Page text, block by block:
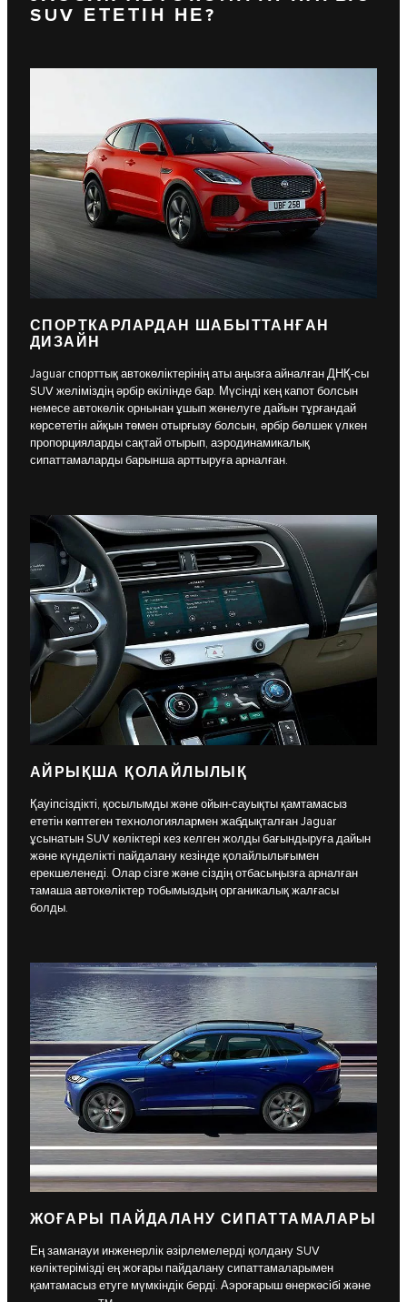
SUV ЕТЕТІН НЕ?
СПОРТКАРЛАРДАН ШАБЫТТАНҒАН
ДИЗАЙН
Jaguar спорттық автокөліктерінің аты аңызға айналған ДНҚ-сы
SUV желіміздің әрбір өкілінде бар. Мүсінді кең капот болсын
немесе автокөлік орнынан ұшып жөнелуге дайын тұрғандай
көрсететін айқын төмен отырғызу болсын, әрбір бөлшек үлкен
пропорцияларды сақтай отырып, аэродинамикалық
сипаттамаларды барынша арттыруға арналған.
АЙРЫҚША ҚОЛАЙЛЫЛЫҚ
Қауіпсіздікті, қосылымды және ойын-сауықты қамтамасыз
ететін көптеген технологиялармен жабдықталған Jaguar
ұсынатын SUV көліктері кез келген жолды бағындыруға дайын
және күнделікті пайдалану кезінде қолайлылығымен
ерекшеленеді. Олар сізге және сіздің отбасыңызға арналған
тамаша автокөліктер тобымыздың органикалық жалғасы
болды.
ЖОҒАРЫ ПАЙДАЛАНУ СИПАТТАМАЛАРЫ
Ең заманауи инженерлік әзірлемелерді қолдану SUV
көліктерімізді ең жоғары пайдалану сипаттамаларымен
қамтамасыз етуге мүмкіндік берді. Аэроғарыш өнеркәсібі және